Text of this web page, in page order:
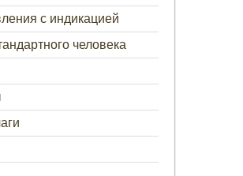
с индикацией
человека